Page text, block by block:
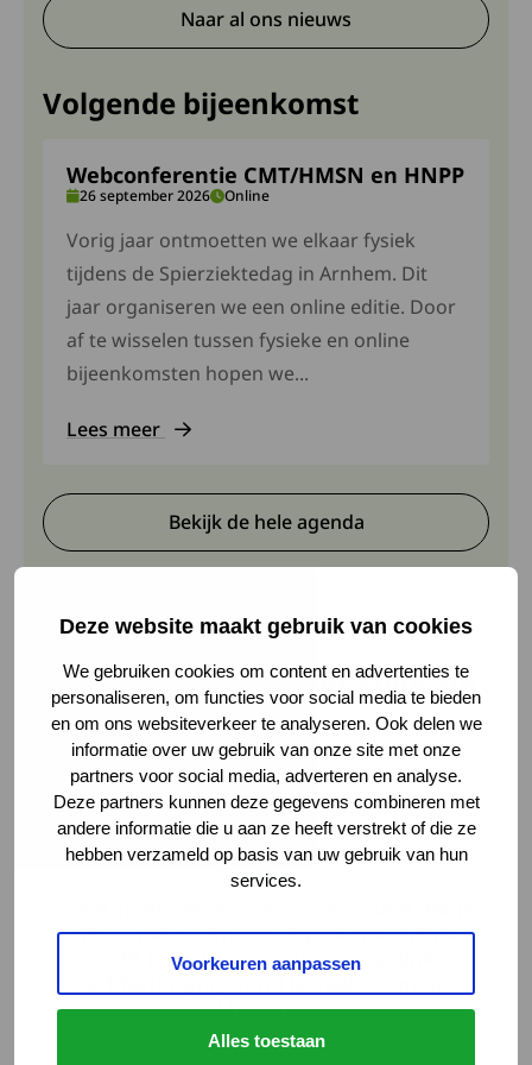
Deze website maakt gebruik van cookies
We gebruiken cookies om content en advertenties te
personaliseren, om functies voor social media te bieden
en om ons websiteverkeer te analyseren. Ook delen we
informatie over uw gebruik van onze site met onze
partners voor social media, adverteren en analyse.
Deze partners kunnen deze gegevens combineren met
andere informatie die u aan ze heeft verstrekt of die ze
hebben verzameld op basis van uw gebruik van hun
services.
Voorkeuren aanpassen
Alles toestaan
Naar al ons nieuws
Volgende bijeenkomst
Webconferentie CMT/HMSN en HNPP
26 september 2026 Online
Vorig jaar ontmoetten we elkaar fysiek
tijdens de Spierziektedag in Arnhem. Dit
jaar organiseren we een online editie. Door
af te wisselen tussen fysieke en online
bijeenkomsten hopen we...
Lees meer
Bekijk de hele agenda
Praat ook mee in het Myocafé
Sigrid
niet zomaar iemand tegenkomt die jou
echt begrijpt. Toen ik ineens flink
achteruitging, vond ik veel steun op
Myocafé.”